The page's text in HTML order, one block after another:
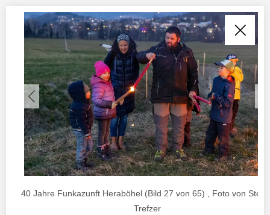
40 Jahre Funkazunft Heraböhel (Bild 27 von 65) , Foto von
Trefzer